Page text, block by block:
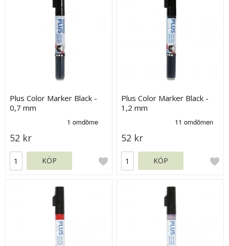
Plus Color Marker Black -
0,7 mm
52 kr
KÖP
Plus Color Marker Black -
1,2 mm
52 kr
KÖP